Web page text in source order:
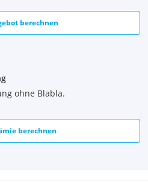
berechnen
ohne Blabla.
berechnen